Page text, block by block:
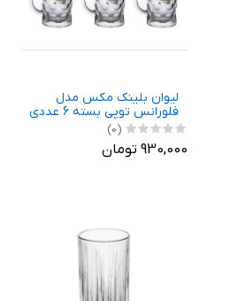
لیوان بلینک مکس مدل
فلورانس توپی بسته 6 عددی
(0)
930,000 تومان